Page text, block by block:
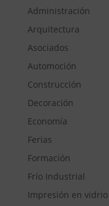
Administración
Arquitectura
Asociados
Automoción
Construcción
Decoración
Economía
Ferias
Formación
Frío Industrial
Impresión en vidrio